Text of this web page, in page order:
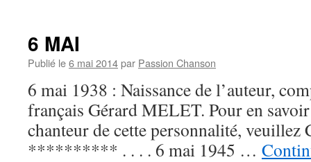
6 MAI
Publié le6 mai 2014par Passion Chanson
6 mai 1938 : Naissance de l’auteur,
français Gérard MELET. Pour en
chanteur de cette personnalité,
********** . . . . 6 mai 1945 …